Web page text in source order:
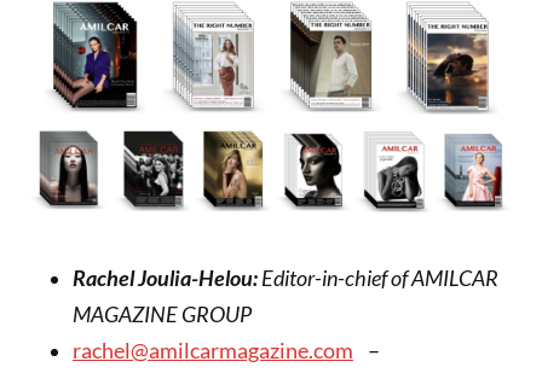
Rachel Joulia-Helou:Editor-in-chief of AMILCAR
MAGAZINE GROUP
rachel@amilcarmagazine.com –